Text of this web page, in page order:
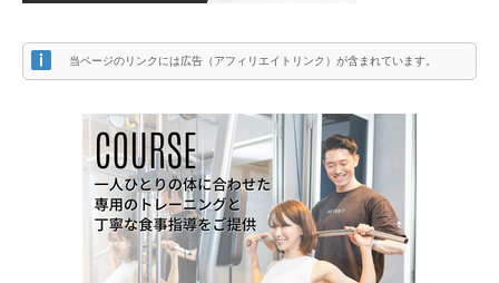
当ページのリンクには広告（アフィリエイトリンク）が含まれています。